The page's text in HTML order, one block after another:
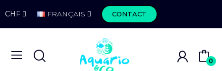
CHF FRANÇAIS CONTACT
0